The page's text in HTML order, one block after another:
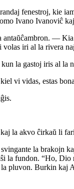
fenestroj, kie
Ivano Ivanoviĉ
—
iri al la rivera
la gastoj iris al la
vidas, estas
la akvo ĉirkaŭ li
la
la fundon.
pluvon. Burkin